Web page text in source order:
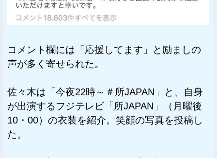
コメント欄には「応援してます」と励ましの
声が多く寄せられた。
佐々木は「今夜22時～＃所JAPAN」と、自身
が出演するフジテレビ「所JAPAN」（月曜後
10・00）の衣装を紹介。笑顔の写真を投稿し
た。